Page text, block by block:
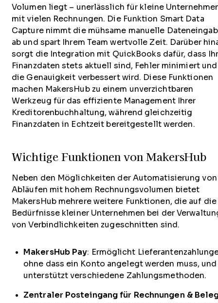
Volumen liegt – unerlässlich für kleine
mit vielen Rechnungen. Die Funktion Smart Data
Capture nimmt die mühsame manuelle
ab und spart Ihrem Team wertvolle Zeit. Darüber
sorgt die Integration mit QuickBooks dafür, dass
Finanzdaten stets aktuell sind, Fehler minimiert und
die Genauigkeit verbessert wird. Diese Funktionen
machen MakersHub zu einem unverzichtbaren
Werkzeug für das effiziente Management Ihrer
Kreditorenbuchhaltung, während gleichzeitig
Finanzdaten in Echtzeit bereitgestellt werden.
Wichtige Funktionen von MakersHub
Neben den Möglichkeiten der Automatisierung von
Abläufen mit hohem Rechnungsvolumen bietet
MakersHub mehrere weitere Funktionen, die auf die
Bedürfnisse kleiner Unternehmen bei der
von Verbindlichkeiten zugeschnitten sind.
MakersHub Pay: Ermöglicht
ohne dass ein Konto angelegt werden muss, und
unterstützt verschiedene Zahlungsmethoden.
Zentraler Posteingang für Rechnungen &